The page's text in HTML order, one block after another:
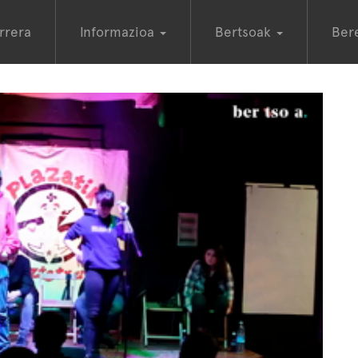
Informazioa Bertsoak